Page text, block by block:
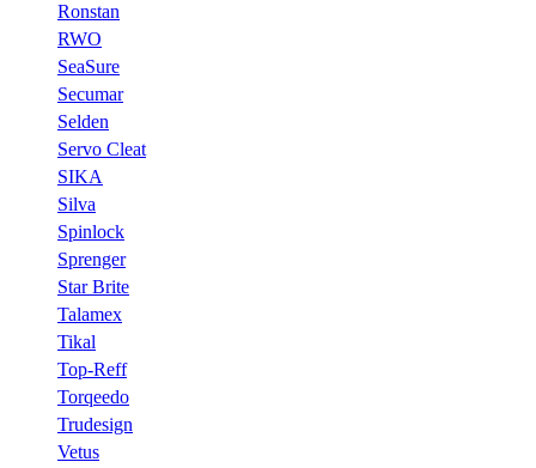
Ronstan
RWO
SeaSure
Secumar
Selden
Servo Cleat
SIKA
Silva
Spinlock
Sprenger
Star Brite
Talamex
Tikal
Top-Reff
Torqeedo
Trudesign
Vetus